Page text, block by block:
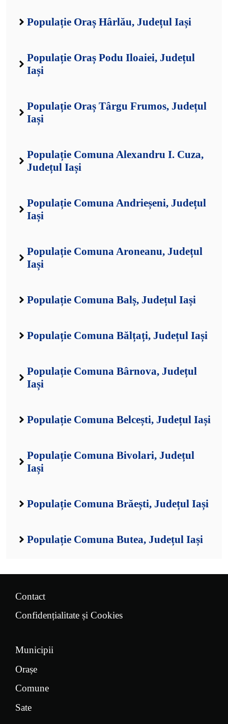
Populație Oraș Hârlău, Județul Iași
Populație Oraș Podu Iloaiei, Județul
Iași
Populație Oraș Târgu Frumos, Județul
Iași
Populație Comuna Alexandru I. Cuza,
Județul Iași
Populație Comuna Andrieșeni, Județul
Iași
Populație Comuna Aroneanu, Județul
Iași
Populație Comuna Balș, Județul Iași
Populație Comuna Bălțați, Județul Iași
Populație Comuna Bârnova, Județul
Iași
Populație Comuna Belcești, Județul Iași
Populație Comuna Bivolari, Județul
Iași
Populație Comuna Brăești, Județul Iași
Populație Comuna Butea, Județul Iași
Contact
Confidențialitate și Cookies
Municipii
Orașe
Comune
Sate